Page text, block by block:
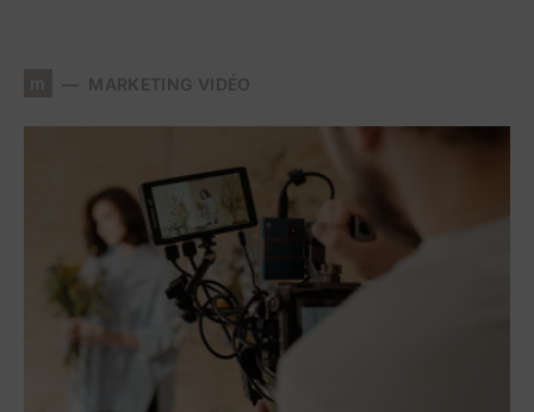
MARKETING VIDÉO